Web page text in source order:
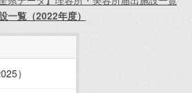
一覧（2022年度）
）